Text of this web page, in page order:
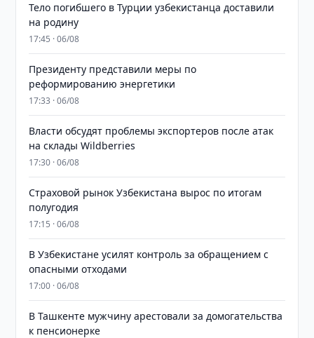
Тело погибшего в Турции узбекистанца доставили
на родину
17:45 · 06/08
Президенту представили меры по
реформированию энергетики
17:33 · 06/08
Власти обсудят проблемы экспортеров после атак
на склады Wildberries
17:30 · 06/08
Страховой рынок Узбекистана вырос по итогам
полугодия
17:15 · 06/08
В Узбекистане усилят контроль за обращением с
опасными отходами
17:00 · 06/08
В Ташкенте мужчину арестовали за домогательства
к пенсионерке